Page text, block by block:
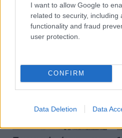
I want to allow Google to
related to security, including
functionality and fraud
user protection.
CONFIRM
Data Deletion Data
Σάββατο 8/8 – Το
πρόγραμμα της
επίσκεψής της